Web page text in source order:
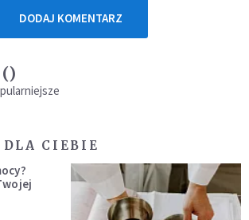
DODAJ KOMENTARZ
)
DLA CIEBIE